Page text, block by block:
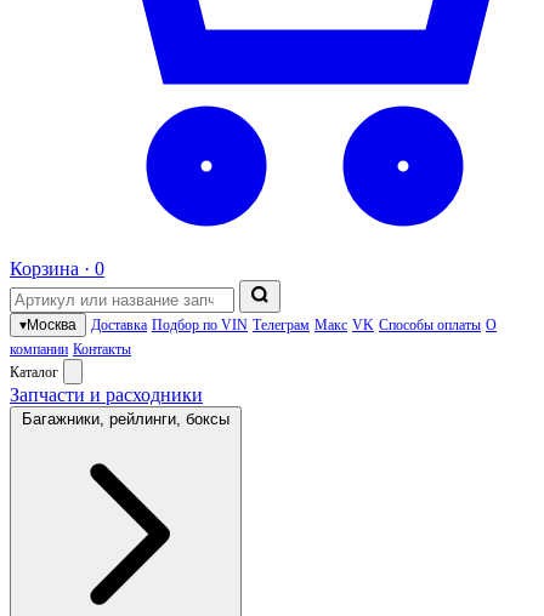
Корзина · 0
▾Москва Доставка Подбор по VIN Телеграм Макс VK Способы оплаты О
компании Контакты
Каталог
Запчасти и расходники
Багажники, рейлинги, боксы